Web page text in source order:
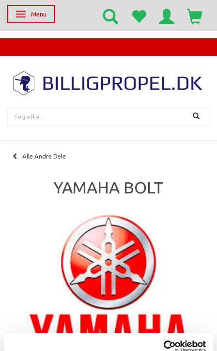
Skifte navigation
Menu
Alle Andre Dele
YAMAHA BOLT